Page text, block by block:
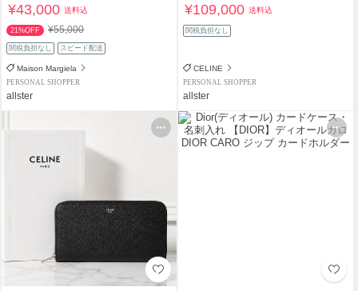
¥43,000送料込
21%OFF ¥55,000
関税負担なし スピード配送
Maison Margiela
PERSONAL SHOPPER
allster
¥109,000送料込
関税負担なし
CELINE
PERSONAL SHOPPER
allster